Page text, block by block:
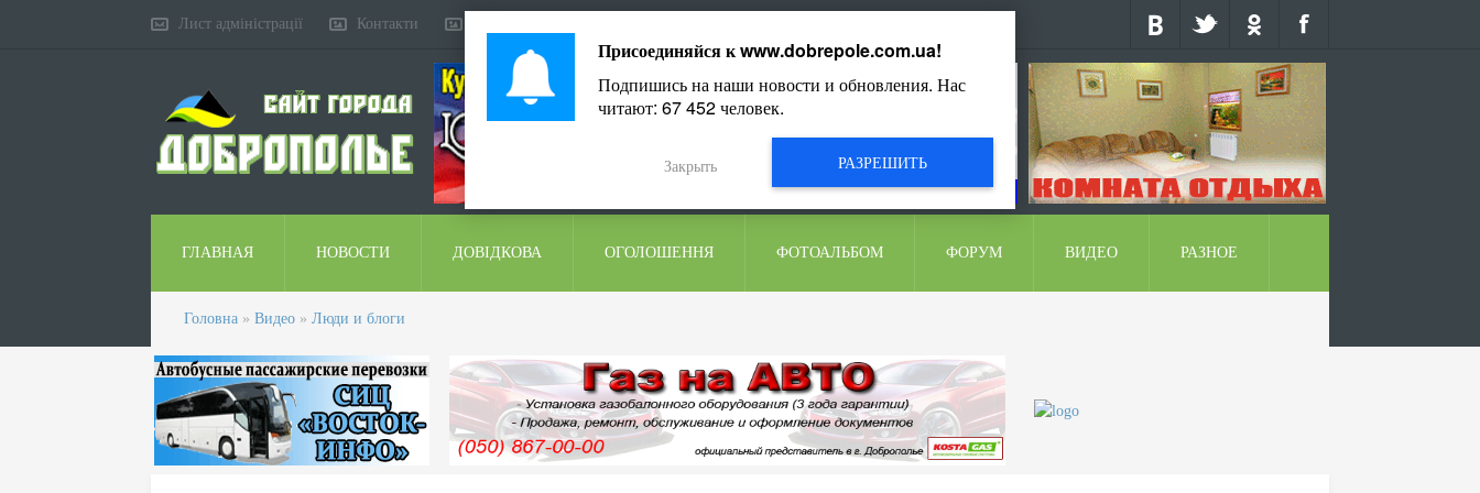
Лист адміністрації Контакти
ГЛАВНАЯ НОВОСТИ ДОВІДКОВА ОГОЛОШЕННЯ ФОТОАЛЬБОМ ФОРУМ ВИДЕО РАЗНОЕ
Головна » Видео » Люди и блоги
Присоединяйся кwww.dobrepole.com.ua!
Подпишись на наши новости и обновления. Нас
читают: 67 452человек.
РАЗРЕШИТЬ
Закрыть